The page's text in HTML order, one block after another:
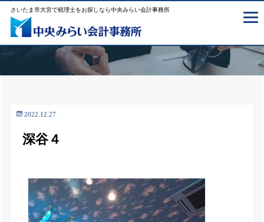
さいたま市大宮で税理士をお探しなら中央みらい会計事務所
2022.12.27
深谷４